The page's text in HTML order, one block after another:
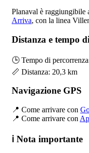
Planaval è raggiungibile
Arriva, con la linea
Distanza e tempo
🕒 Tempo di
📏 Distanza: 20,3 km
Navigazione GPS
📍 Come arrivare con
📍 Come arrivare con
ℹ️ Nota importante